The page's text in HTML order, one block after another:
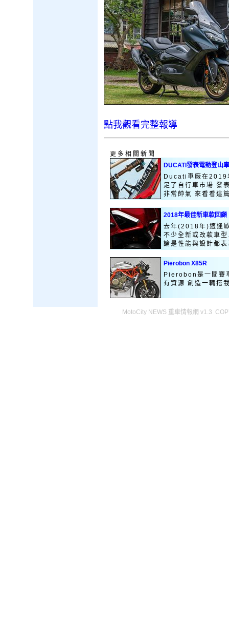
點我觀看完整報導
更多相關新聞
DUCATI發表電動登山車
Ducati車廠在2019
足了自行車市場 發
非常帥氣 來看看這
2018年最佳新車款回顧
去年(2018年)適逢
不少全新或改款車
論是性能與設計都
Pierobon X85R
Pierobon是一間賽
有資源 創造一輛搭
MotoCity NEWS 重車情報網 v1.3